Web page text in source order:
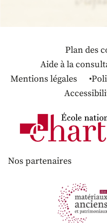
Plan des
Aide à la
Mentions légales
Nos partenaires